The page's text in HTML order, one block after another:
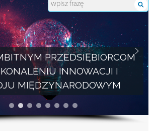
PRZEDSIĘBIORCOM
INNOWACJI I
MIĘDZYNARODOWYM